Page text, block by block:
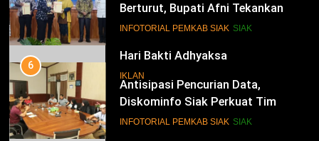
15
Hari Bakti Adhyaksa
IKLAN
16
Berturut, Bupati Afni Tekankan
Penguatan Tata Kelola Keuangan
INFOTORIAL PEMKAB SIAK SIAK
6
Antisipasi Pencurian Data,
Diskominfo Siak Perkuat Tim
Tanggap Insiden Siber Mendukung
INFOTORIAL PEMKAB SIAK SIAK